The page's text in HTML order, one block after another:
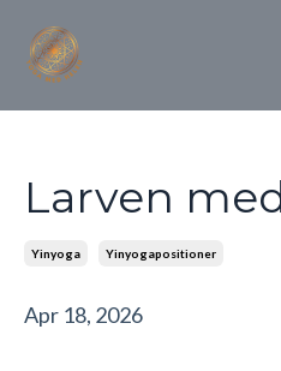
Larven
Yinyoga Yinyogapositioner
Apr 18, 2026